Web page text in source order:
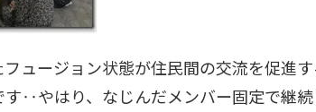
ュージョン状態が住民間の交流を促進
す‥やはり、なじんだメンバー固定で継